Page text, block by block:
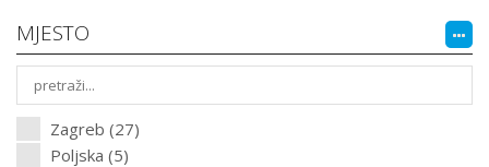
MJESTO
Zagreb (27)
Poljska (5)